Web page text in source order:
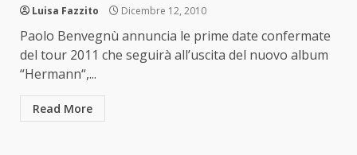
Luisa Fazzito Dicembre 12, 2010
Paolo Benvegnù annuncia le prime date confermate
del tour 2011 che seguirà all’uscita del nuovo album
“Hermann“,...
Read More